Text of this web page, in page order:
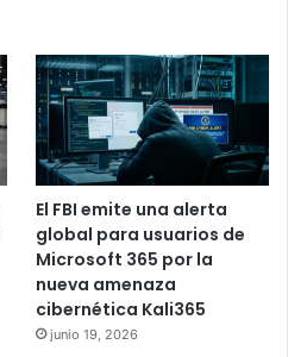
El FBI emite una alerta
global para usuarios de
Microsoft 365 por la
nueva amenaza
cibernética Kali365
junio 19, 2026